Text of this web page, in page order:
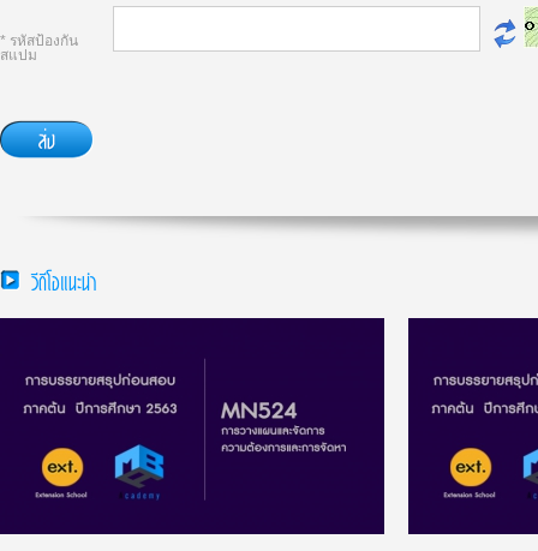
* รหัสป้องกัน
สแปม
วีดีโอแนะนำ